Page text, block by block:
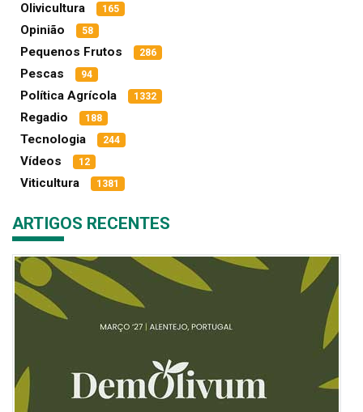
Olivicultura 165
Opinião 58
Pequenos Frutos 286
Pescas 94
Política Agrícola 1332
Regadio 188
Tecnologia 244
Vídeos 12
Viticultura 1381
ARTIGOS RECENTES